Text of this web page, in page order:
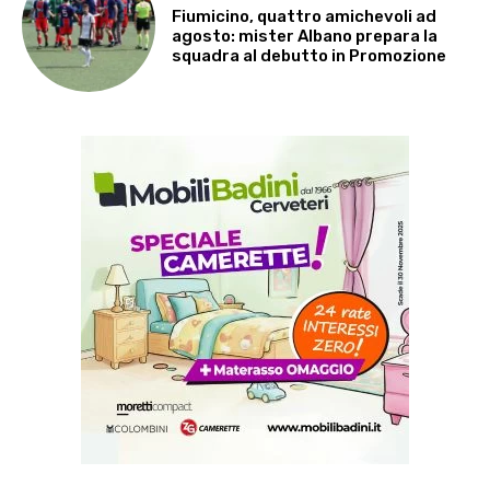
Fiumicino, quattro amichevoli ad
agosto: mister Albano prepara la
squadra al debutto in Promozione